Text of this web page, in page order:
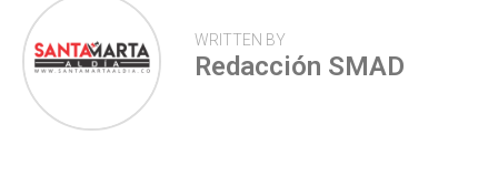
WRITTEN BY
Redacción SMAD